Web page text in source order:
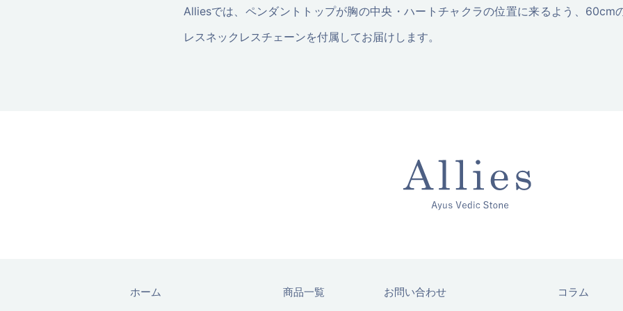
Alliesでは、ペンダントトップが胸の中央・ハートチャクラの位置に来るよう、60cm
レスネックレスチェーンを付属してお届けします。
ホーム
商品一覧
お問い合わせ
コラム